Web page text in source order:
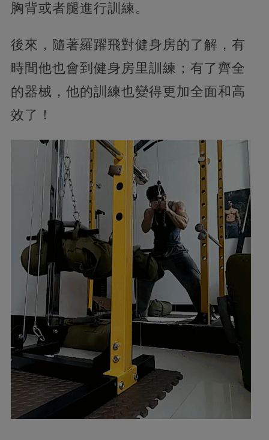
胸背或者腿進行訓練。
後來，隨著羅躍飛對健身房的了解，有
時間他也會到健身房里訓練；有了齊全
的器械，他的訓練也變得更加全面和高
效了！